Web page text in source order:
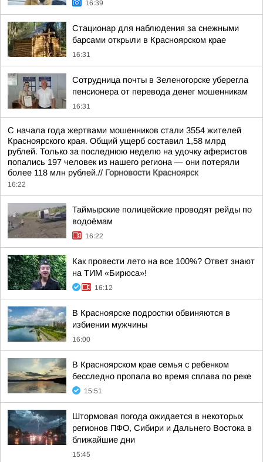
16:39
Стационар для наблюдения за снежными
барсами открыли в Красноярском крае
16:31
Сотрудница почты в Зеленогорске уберегла
пенсионера от перевода денег мошенникам
16:31
С начала года жертвами мошенников стали 3554 жителей
Красноярского края. Общий ущерб составил 1,58 млрд
рублей. Только за последнюю неделю на удочку аферистов
попались 197 человек из нашего региона — они потеряли
более 118 млн рублей.// Горновости Красноярск
16:22
Таймырские полицейские проводят рейды по
водоёмам
16:22
Как провести лето на все 100%? Ответ знают
на ТИМ «Бирюса»!
16:12
В Красноярске подростки обвиняются в
избиении мужчины
16:00
В Красноярском крае семья с ребенком
бесследно пропала во время сплава по реке
15:51
Штормовая погода ожидается в некоторых
регионов ПФО, Сибири и Дальнего Востока в
ближайшие дни
15:45